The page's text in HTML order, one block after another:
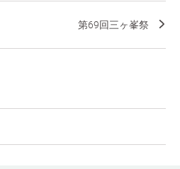
第69回三ヶ峯祭